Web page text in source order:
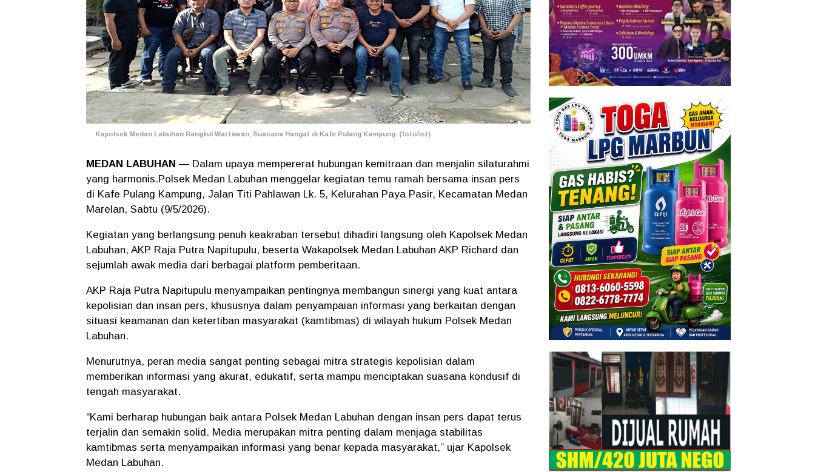
Kapolsek Medan Labuhan Rangkul Wartawan, Suasana Hangat di Kafe Pulang Kampung. (foto/ist)
MEDAN LABUHAN — Dalam upaya mempererat hubungan kemitraan dan menjalin silaturahmi
yang harmonis.Polsek Medan Labuhan menggelar kegiatan temu ramah bersama insan pers
di Kafe Pulang Kampung, Jalan Titi Pahlawan Lk. 5, Kelurahan Paya Pasir, Kecamatan Medan
Marelan, Sabtu (9/5/2026).
Kegiatan yang berlangsung penuh keakraban tersebut dihadiri langsung oleh Kapolsek Medan
Labuhan, AKP Raja Putra Napitupulu, beserta Wakapolsek Medan Labuhan AKP Richard dan
sejumlah awak media dari berbagai platform pemberitaan.
AKP Raja Putra Napitupulu menyampaikan pentingnya membangun sinergi yang kuat antara
kepolisian dan insan pers, khususnya dalam penyampaian informasi yang berkaitan dengan
situasi keamanan dan ketertiban masyarakat (kamtibmas) di wilayah hukum Polsek Medan
Labuhan.
Menurutnya, peran media sangat penting sebagai mitra strategis kepolisian dalam
memberikan informasi yang akurat, edukatif, serta mampu menciptakan suasana kondusif di
tengah masyarakat.
“Kami berharap hubungan baik antara Polsek Medan Labuhan dengan insan pers dapat terus
terjalin dan semakin solid. Media merupakan mitra penting dalam menjaga stabilitas
kamtibmas serta menyampaikan informasi yang benar kepada masyarakat,” ujar Kapolsek
Medan Labuhan.